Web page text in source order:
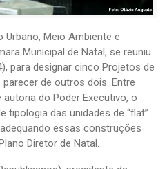
Meio Ambiente e
Municipal de Natal, se reuniu
para designar cinco Projetos de
de outros dois. Entre
do Poder Executivo, o
tipologia das unidades de “flat”
essas construções
Diretor de Natal.